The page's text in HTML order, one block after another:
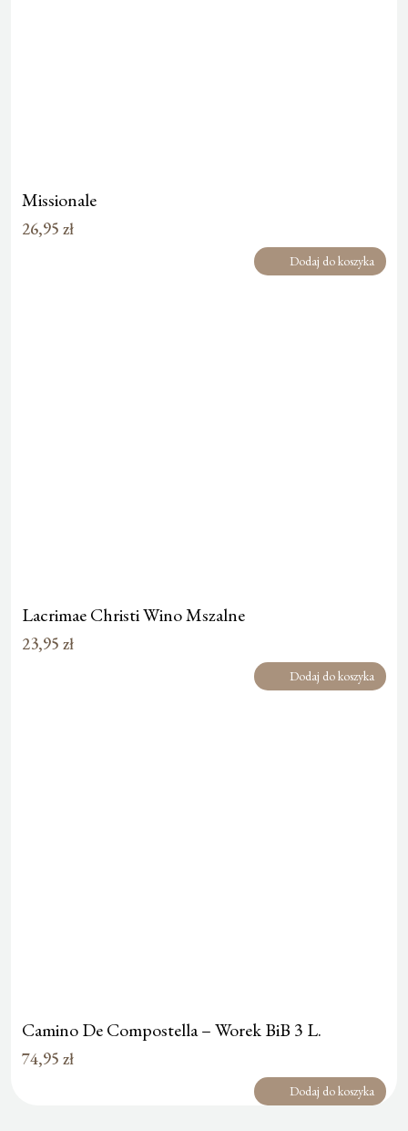
Missionale
26,95 zł
Dodaj do koszyka
Lacrimae Christi Wino Mszalne
23,95 zł
Dodaj do koszyka
Camino De Compostella – Worek BiB 3 L.
74,95 zł
Dodaj do koszyka